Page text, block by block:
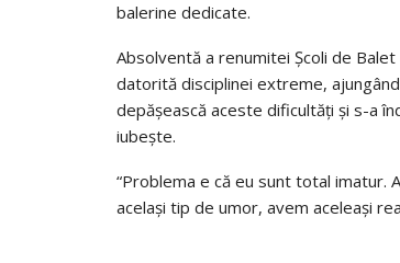
balerine dedicate.
Absolventă a renumitei Școli de
datorită disciplinei extreme,
depășească aceste dificultăți și s-a
iubește.
“Problema e că eu sunt total imatur.
același tip de umor, avem aceleași